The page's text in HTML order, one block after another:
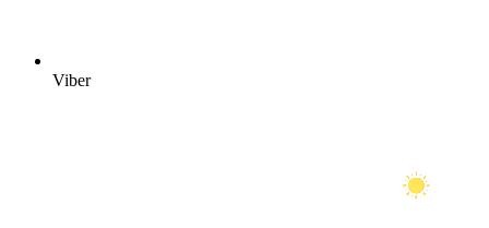
Viber